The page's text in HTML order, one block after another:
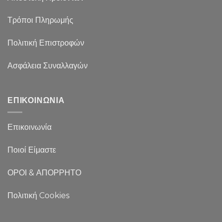
Τρόποι Πληρωμής
Πολιτική Επιστροφών
Ασφάλεια Συναλλαγών
ΕΠΙΚΟΙΝΩΝΙΑ
Επικοινωνία
Ποιοί Είμαστε
ΟΡΟΙ & ΑΠΟΡΡΗΤΟ
Πολιτική Cookies